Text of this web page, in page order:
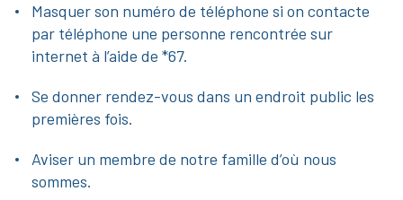
Masquer son numéro de téléphone si on contacte
par téléphone une personne rencontrée sur
internet à l’aide de *67.
Se donner rendez-vous dans un endroit public les
premières fois.
Aviser un membre de notre famille d’où nous
sommes.